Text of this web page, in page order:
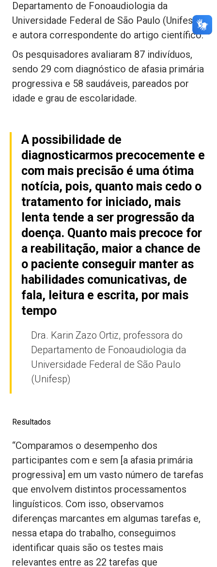
Departamento de Fonoaudiologia da
Universidade Federal de São Paulo (Unifesp)
e autora correspondente do artigo científico.
Os pesquisadores avaliaram 87 indivíduos,
sendo 29 com diagnóstico de afasia primária
progressiva e 58 saudáveis, pareados por
idade e grau de escolaridade.
A possibilidade de
diagnosticarmos precocemente e
com mais precisão é uma ótima
notícia, pois, quanto mais cedo o
tratamento for iniciado, mais
lenta tende a ser progressão da
doença. Quanto mais precoce for
a reabilitação, maior a chance de
o paciente conseguir manter as
habilidades comunicativas, de
fala, leitura e escrita, por mais
tempo
Dra. Karin Zazo Ortiz, professora do
Departamento de Fonoaudiologia da
Universidade Federal de São Paulo
(Unifesp)
Resultados
“Comparamos o desempenho dos
participantes com e sem [a afasia primária
progressiva] em um vasto número de tarefas
que envolvem distintos processamentos
linguísticos. Com isso, observamos
diferenças marcantes em algumas tarefas e,
nessa etapa do trabalho, conseguimos
identificar quais são os testes mais
relevantes entre as 22 tarefas que